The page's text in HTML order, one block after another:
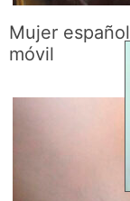
Mujer
móvil